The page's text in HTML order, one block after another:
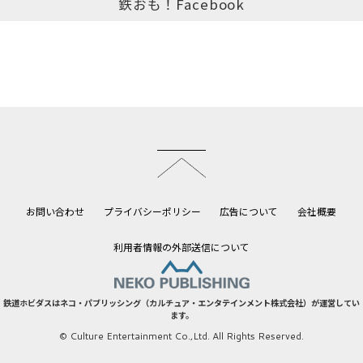
お問い合わせ プライバシーポリシー 広告について 会社概要
利用者情報の外部送信について
鉄道ホビダスはネコ・パブリッシング（カルチュア・エンタテインメント株式会社）が運営してい
ます。
© Culture Entertainment Co.,Ltd. All Rights Reserved.